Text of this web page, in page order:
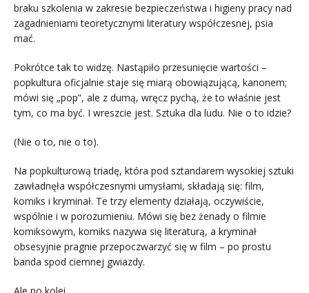
braku szkolenia w zakresie bezpieczeństwa i higieny pracy nad
zagadnieniami teoretycznymi literatury współczesnej, psia
mać.
Pokrótce tak to widzę. Nastąpiło przesunięcie wartości –
popkultura oficjalnie staje się miarą obowiązującą, kanonem;
mówi się „pop”, ale z dumą, wręcz pychą, że to właśnie jest
tym, co ma być. I wreszcie jest. Sztuka dla ludu. Nie o to idzie?
(Nie o to, nie o to).
Na popkulturową triadę, która pod sztandarem wysokiej sztuki
zawładnęła współczesnymi umysłami, składają się: film,
komiks i kryminał. Te trzy elementy działają, oczywiście,
wspólnie i w porozumieniu. Mówi się bez żenady o filmie
komiksowym, komiks nazywa się literaturą, a kryminał
obsesyjnie pragnie przepoczwarzyć się w film – po prostu
banda spod ciemnej gwiazdy.
Ale po kolei.